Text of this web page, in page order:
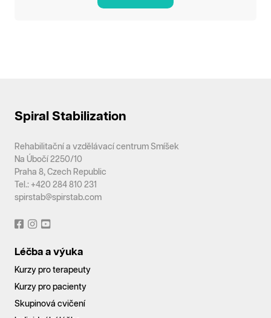
Spiral Stabilization
Rehabilitační a vzdělávací centrum Smíšek
Na Úbočí 2250/10
Praha 8, Czech Republic
Tel.: +420 284 810 231
spirstab@spirstab.com
Léčba a výuka
Kurzy pro terapeuty
Kurzy pro pacienty
Skupinová cvičení